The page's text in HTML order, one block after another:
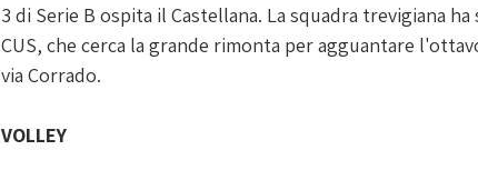
3 di Serie B ospita il Castellana. La squadra trevigiana
CUS, che cerca la grande rimonta per agguantare
via Corrado.
VOLLEY